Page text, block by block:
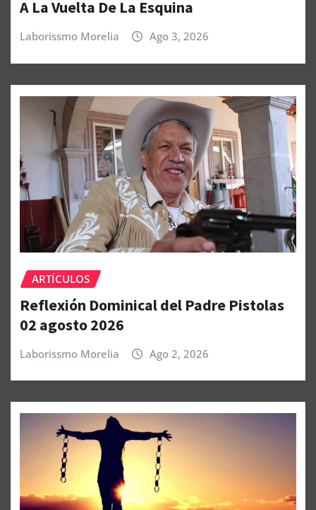
A La Vuelta De La Esquina
Laborissmo Morelia Ago 3, 2026
ARTÍCULOS
Reflexión Dominical del Padre Pistolas
02 agosto 2026
Laborissmo Morelia Ago 2, 2026